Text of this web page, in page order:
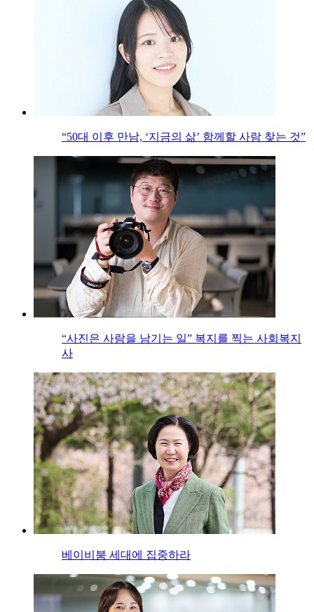
“50대 이후 만남, ‘지금의 삶’ 함께할 사람 찾는 것”
“사진은 사람을 남기는 일” 복지를 찍는 사회복지
사
베이비붐 세대에 집중하라